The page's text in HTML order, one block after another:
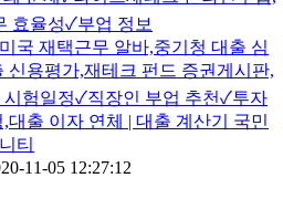
효율성✓부업 정보
국 재택근무 알바,중기청 대출 심
신용평가,재테크 펀드 증권게시판,
시험일정✓직장인 부업 추천✓투자
대출 이자 연체 | 대출 계산기 국민
티
11-05 12:27:12